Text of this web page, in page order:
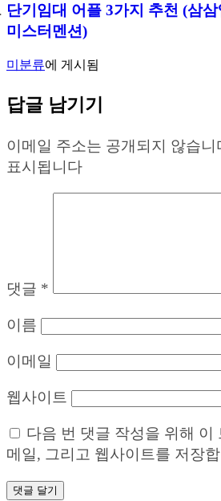
단기임대 어플 3가지 추천 (삼
미스터멘션)
미분류에 게시됨
답글 남기기
이메일 주소는 공개되지 않습니
표시됩니다
댓글 *
이름
이메일
웹사이트
다음 번 댓글 작성을 위해 이
메일, 그리고 웹사이트를 저장